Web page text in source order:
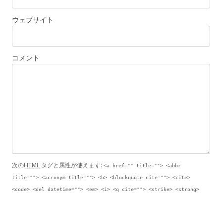
ウェブサイト
コメント
次のHTML タグと属性が使えます: <a href="" title=""> <abbr
title=""> <acronym title=""> <b> <blockquote cite=""> <cite>
<code> <del datetime=""> <em> <i> <q cite=""> <strike> <strong>